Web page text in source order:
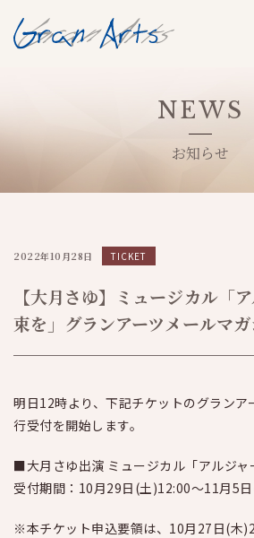
NEWS
お知らせ
2022年10月28日 TICKET
【大月さゆ】ミュージカル「
束を」グランアーツメールマ
明日12時より、下記チケットのグランア
行受付を開始します。
■大月さゆ出演 ミュージカル「アルジャ
受付期間：10月29日(土)12:00～11月5
※本チケット申込要領は、10月27日(木